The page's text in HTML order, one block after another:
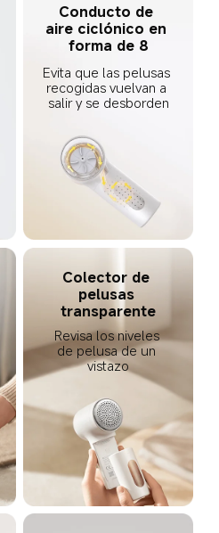
Conducto de
aire ciclónico en
forma de 8
Evita que las pelusas
recogidas vuelvan a
salir y se desborden
Colector de
pelusas
transparente
Revisa los niveles
de pelusa de un
vistazo